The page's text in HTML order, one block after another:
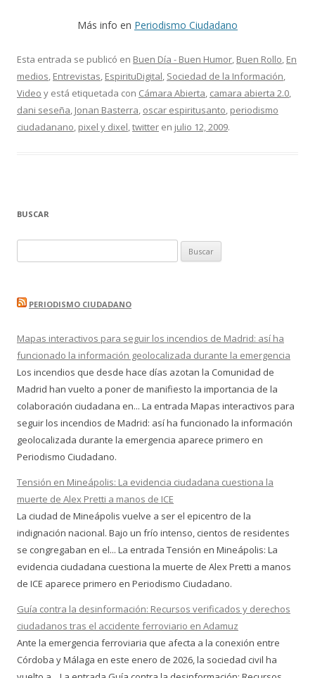
Más info en Periodismo Ciudadano
Esta entrada se publicó en Buen Día - Buen Humor, Buen Rollo, En
medios, Entrevistas, EspirituDigital, Sociedad de la Información,
Video y está etiquetada con Cámara Abierta, camara abierta 2.0,
dani seseña, Jonan Basterra, oscar espiritusanto, periodismo
ciudadanano, pixel y dixel,twitter en julio 12, 2009.
BUSCAR
PERIODISMO CIUDADANO
Mapas interactivos para seguir los incendios de Madrid: así ha
funcionado la información geolocalizada durante la emergencia
Los incendios que desde hace días azotan la Comunidad de
Madrid han vuelto a poner de manifiesto la importancia de la
colaboración ciudadana en... La entrada Mapas interactivos para
seguir los incendios de Madrid: así ha funcionado la información
geolocalizada durante la emergencia aparece primero en
Periodismo Ciudadano.
Tensión en Mineápolis: La evidencia ciudadana cuestiona la
muerte de Alex Pretti a manos de ICE
La ciudad de Mineápolis vuelve a ser el epicentro de la
indignación nacional. Bajo un frío intenso, cientos de residentes
se congregaban en el... La entrada Tensión en Mineápolis: La
evidencia ciudadana cuestiona la muerte de Alex Pretti a manos
de ICE aparece primero en Periodismo Ciudadano.
Guía contra la desinformación: Recursos verificados y derechos
ciudadanos tras el accidente ferroviario en Adamuz
Ante la emergencia ferroviaria que afecta a la conexión entre
Córdoba y Málaga en este enero de 2026, la sociedad civil ha